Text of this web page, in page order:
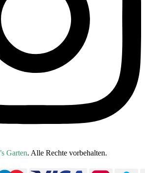
Garten. Alle Rechte vorbehalten.